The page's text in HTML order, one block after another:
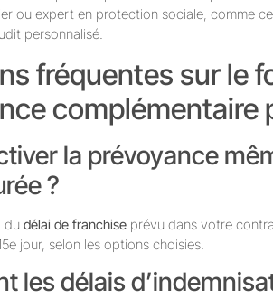
ou expert en protection sociale, comme
personnalisé.
fréquentes sur le
complémentaire
la prévoyance
?
du délai de franchise prévu dans votre
jour, selon les options choisies.
les délais